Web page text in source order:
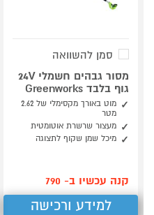
סמן להשוואה
מסור גבהים חשמלי 24V
גוף בלבד Greenworks
מוט באורך מקסימלי של 2.62
מטר
מעצור שרשרת אוטומטית
מיכל שמן שקוף לתצוגה
קנה עכשיו ב- 790
למידע ורכישה